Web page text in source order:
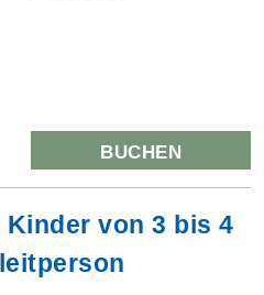
BUCHEN
von 3 bis 4